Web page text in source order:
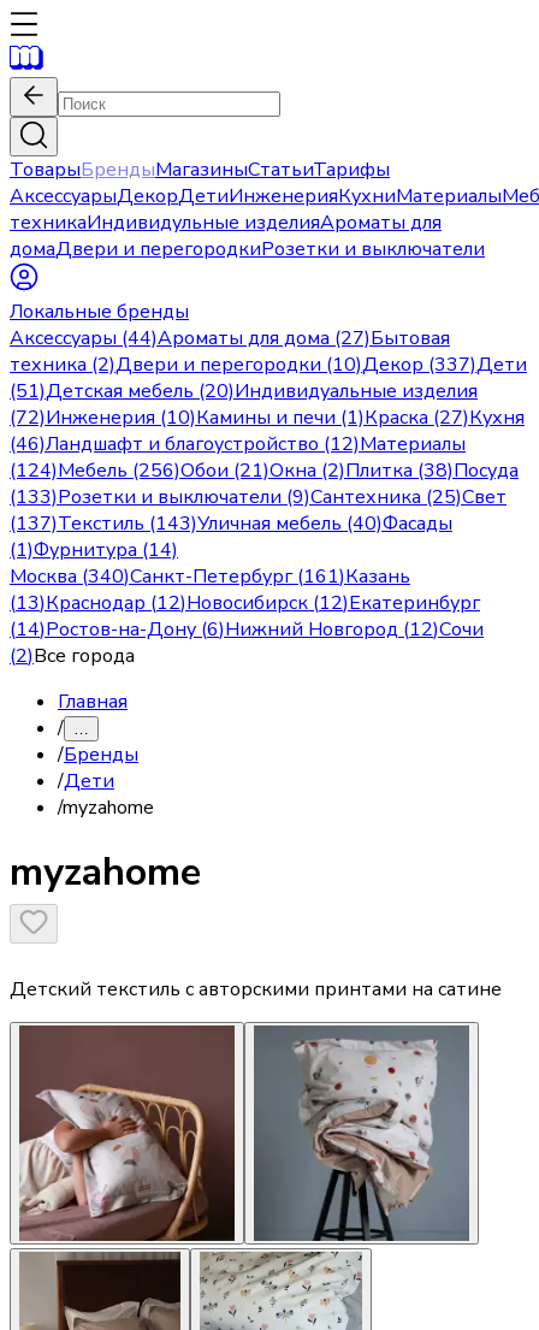
ТоварыБрендыМагазиныСтатьиТарифы
АксессуарыДекорДетиИнженерияКухниМатериалы
техникаИндивидульные изделияАроматы для
домаДвери и перегородкиРозетки и выключатели
Локальные бренды
Аксессуары (44)Ароматы для дома (27)Бытовая
техника (2)Двери и перегородки (10)Декор (337)Дети
(51)Детская мебель (20)Индивидуальные изделия
(72)Инженерия (10)Камины и печи (1)Краска (27)Кухня
(46)Ландшафт и благоустройство (12)Материалы
(124)Мебель (256)Обои (21)Окна (2)Плитка (38)Посуда
(133)Розетки и выключатели (9)Сантехника (25)Свет
(137)Текстиль (143)Уличная мебель (40)Фасады
(1)Фурнитура (14)
Москва (340)Санкт-Петербург(161)Казань
(13)Краснодар (12)Новосибирск (12)Екатеринбург
(14)Ростов-на-Дону (6)Нижний Новгород (12)Сочи
(2)Все города
Главная
/ …
/Бренды
/Дети
/myzahome
myzahome
Детский текстиль с авторскими принтами на сатине